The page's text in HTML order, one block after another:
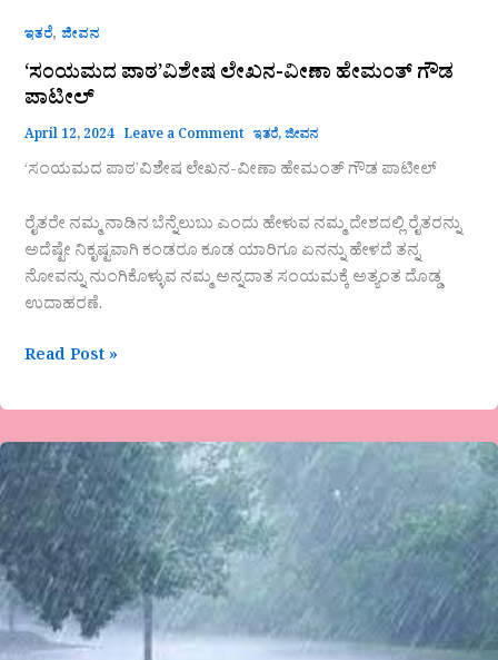
ಇತರೆ, ಜೀವನ
‘ಸಂಯಮದ ಪಾಠ’ವಿಶೇಷ ಲೇಖನ-ವೀಣಾ ಹೇಮಂತ್ ಗೌಡ
ಪಾಟೀಲ್
April 12, 2024 Leave a Comment ಇತರೆ,ಜೀವನ
‘ಸಂಯಮದ ಪಾಠ’ವಿಶೇಷ ಲೇಖನ-ವೀಣಾ ಹೇಮಂತ್ ಗೌಡ ಪಾಟೀಲ್
ರೈತರೇ ನಮ್ಮ ನಾಡಿನ ಬೆನ್ನೆಲುಬು ಎಂದು ಹೇಳುವ ನಮ್ಮ ದೇಶದಲ್ಲಿ ರೈತರನ್ನು
ಅದೆಷ್ಟೇ ನಿಕೃಷ್ಟವಾಗಿ ಕಂಡರೂ ಕೂಡ ಯಾರಿಗೂ ಏನನ್ನು ಹೇಳದೆ ತನ್ನ
ನೋವನ್ನು ನುಂಗಿಕೊಳ್ಳುವ ನಮ್ಮ ಅನ್ನದಾತ ಸಂಯಮಕ್ಕೆ ಅತ್ಯಂತ ದೊಡ್ಡ
ಉದಾಹರಣೆ.
Read Post »
ಸುವರ್ಣ
ಕುಂಬಾರ
ಕವಿತೆ-
ಮಿಲನೋತ್ಸವ